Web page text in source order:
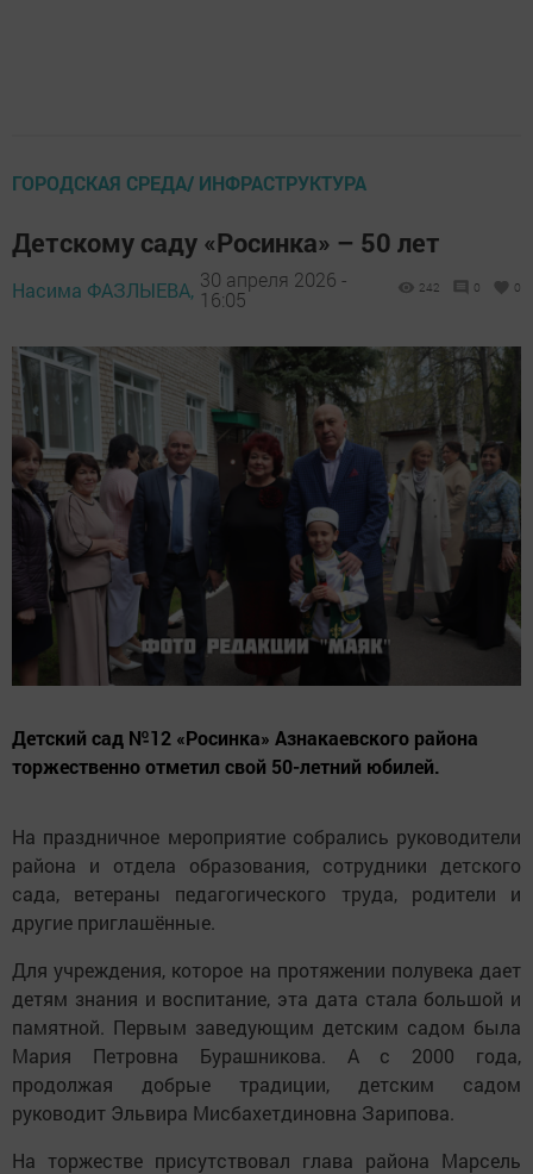
ГОРОДСКАЯ СРЕДА/ ИНФРАСТРУКТУРА
Детскому саду «Росинка» – 50 лет
Насима ФАЗЛЫЕВА, 30 апреля 2026 -
16:05
242 0 0
Детский сад №12 «Росинка» Азнакаевского района
торжественно отметил свой 50-летний юбилей.
На праздничное мероприятие собрались руководители
района и отдела образования, сотрудники детского
сада, ветераны педагогического труда, родители и
другие приглашённые.
Для учреждения, которое на протяжении полувека дает
детям знания и воспитание, эта дата стала большой и
памятной. Первым заведующим детским садом была
Мария Петровна Бурашникова. А с 2000 года,
продолжая добрые традиции, детским садом
руководит Эльвира Мисбахетдиновна Зарипова.
На торжестве присутствовал глава района Марсель